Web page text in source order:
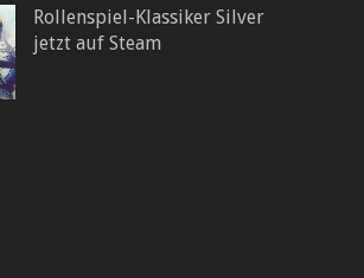
Rollenspiel-Klassiker Silver
jetzt auf Steam